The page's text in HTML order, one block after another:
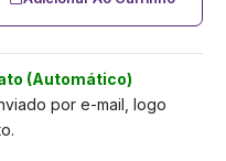
(Automático)
por e-mail, logo